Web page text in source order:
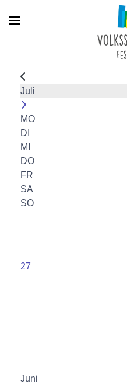
Juli
MO
DI
MI
DO
FR
SA
SO
27
Juni